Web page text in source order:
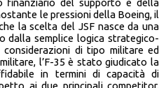
finanziario del supporto e della
le pressioni della Boeing, il
la scelta del JSF nasce da una
dalla semplice logica strategico-
di tipo militare ed
l’F-35 è stato giudicato la
in termini di capacità di